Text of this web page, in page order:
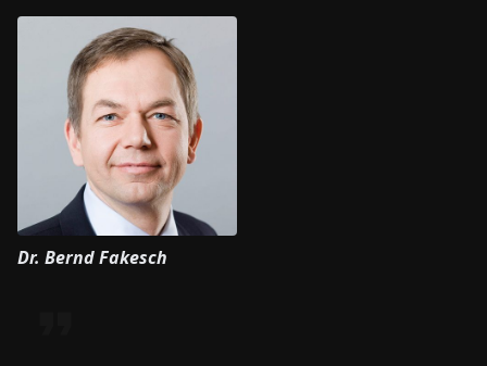
Dr. Bernd Fakesch